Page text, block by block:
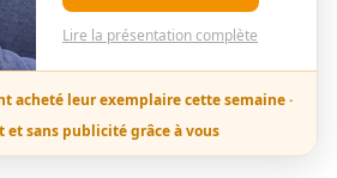
Lire la présentation complète
acheté leur exemplaire cette semaine ·
et sans publicité grâce à vous